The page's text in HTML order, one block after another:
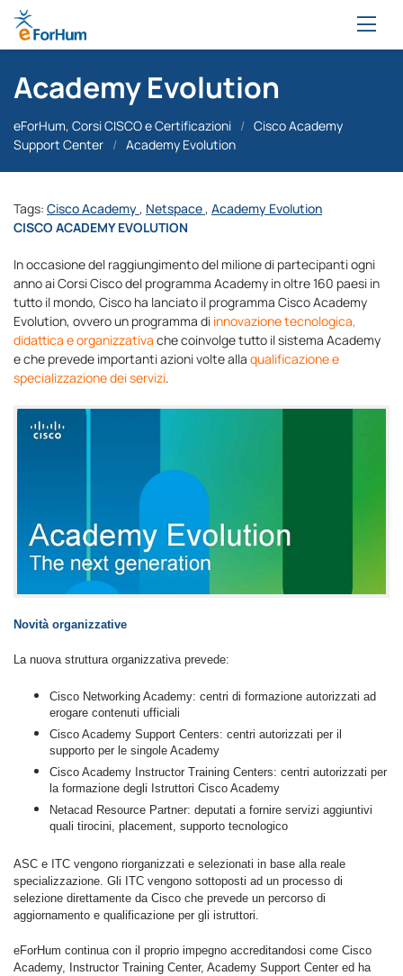
Academy Evolution
eForHum, Corsi CISCO e Certificazioni / Cisco Academy
Support Center / Academy Evolution
Tags: Cisco Academy, Netspace, Academy Evolution
CISCO ACADEMY EVOLUTION
In occasione del raggiungimento del milione di partecipanti ogni
anno ai Corsi Cisco del programma Academy in oltre 160 paesi in
tutto il mondo, Cisco ha lanciato il programma Cisco Academy
Evolution, ovvero un programma di innovazione tecnologica,
didattica e organizzativa che coinvolge tutto il sistema Academy
e che prevede importanti azioni volte alla qualificazione e
specializzazione dei servizi.
Novità organizzative
La nuova struttura organizzativa prevede:
Cisco Networking Academy: centri di formazione autorizzati ad
erogare contenuti ufficiali
Cisco Academy Support Centers: centri autorizzati per il
supporto per le singole Academy
Cisco Academy Instructor Training Centers: centri autorizzati per
la formazione degli Istruttori Cisco Academy
Netacad Resource Partner: deputati a fornire servizi aggiuntivi
quali tirocini, placement, supporto tecnologico
ASC e ITC vengono riorganizzati e selezionati in base alla reale
specializzazione. Gli ITC vengono sottoposti ad un processo di
selezione direttamente da Cisco che prevede un percorso di
aggiornamento e qualificazione per gli istruttori.
eForHum continua con il proprio impegno accreditandosi come Cisco
Academy, Instructor Training Center, Academy Support Center ed ha